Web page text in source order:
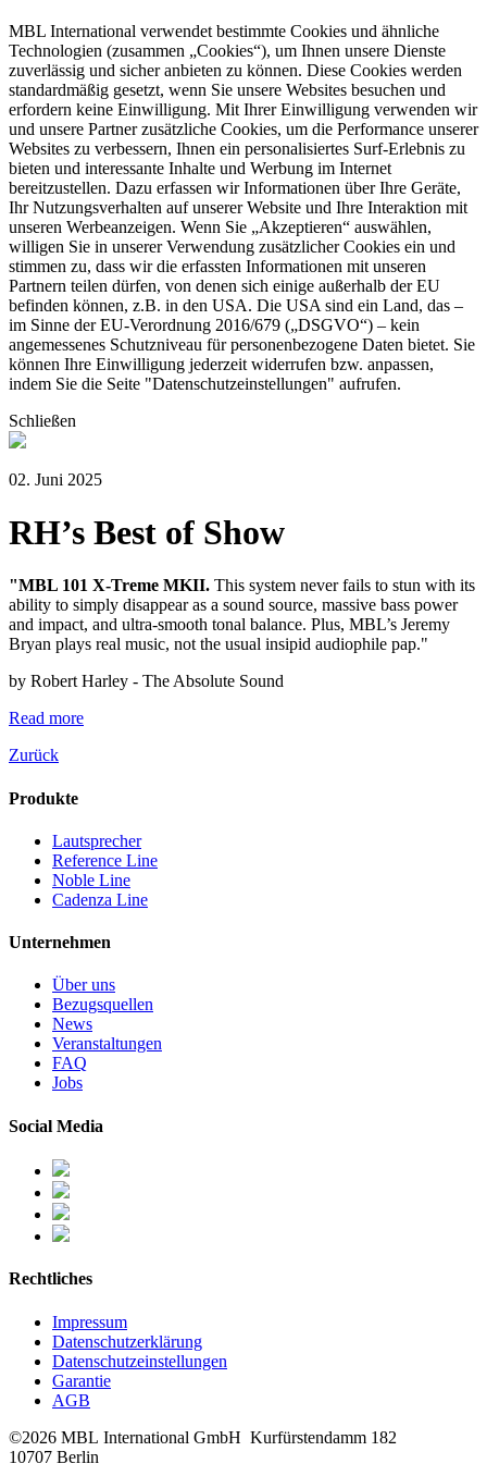
MBL International verwendet bestimmte Cookies und ähnliche
Technologien (zusammen „Cookies“), um Ihnen unsere Dienste
zuverlässig und sicher anbieten zu können. Diese Cookies werden
standardmäßig gesetzt, wenn Sie unsere Websites besuchen und
erfordern keine Einwilligung. Mit Ihrer Einwilligung verwenden wir
und unsere Partner zusätzliche Cookies, um die Performance unserer
Websites zu verbessern, Ihnen ein personalisiertes Surf-Erlebnis zu
bieten und interessante Inhalte und Werbung im Internet
bereitzustellen. Dazu erfassen wir Informationen über Ihre Geräte,
Ihr Nutzungsverhalten auf unserer Website und Ihre Interaktion mit
unseren Werbeanzeigen. Wenn Sie „Akzeptieren“ auswählen,
willigen Sie in unserer Verwendung zusätzlicher Cookies ein und
stimmen zu, dass wir die erfassten Informationen mit unseren
Partnern teilen dürfen, von denen sich einige außerhalb der EU
befinden können, z.B. in den USA. Die USA sind ein Land, das –
im Sinne der EU-Verordnung 2016/679 („DSGVO“) – kein
angemessenes Schutzniveau für personenbezogene Daten bietet. Sie
können Ihre Einwilligung jederzeit widerrufen bzw. anpassen,
indem Sie die Seite "Datenschutzeinstellungen" aufrufen.
Schließen
02. Juni 2025
RH’s Best of Show
"MBL 101 X-Treme MKII. This system never fails to stun with its
ability to simply disappear as a sound source, massive bass power
and impact, and ultra-smooth tonal balance. Plus, MBL’s Jeremy
Bryan plays real music, not the usual insipid audiophile pap."
by Robert Harley - The Absolute Sound
Read more
Zurück
Produkte
Lautsprecher
Reference Line
Noble Line
Cadenza Line
Unternehmen
Über uns
Bezugsquellen
News
Veranstaltungen
FAQ
Jobs
Social Media
Rechtliches
Impressum
Datenschutzerklärung
Datenschutzeinstellungen
Garantie
AGB
©2026 MBL International GmbH Kurfürstendamm 182
10707 Berlin